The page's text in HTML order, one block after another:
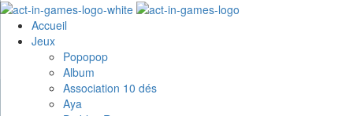
Accueil
Jeux
Popopop
Album
Association 10 dés
Aya